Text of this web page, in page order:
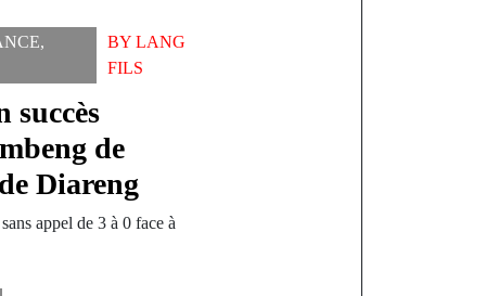
, BYLANG
FILS
succès
de
Diareng
appel de 3 à 0 face à